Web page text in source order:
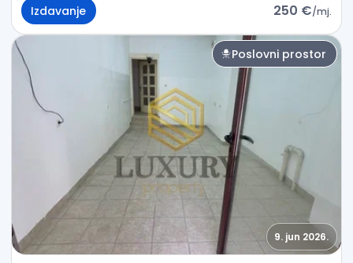
Izdavanje 250 €/mj.
Poslovni prostor
9. jun 2026.